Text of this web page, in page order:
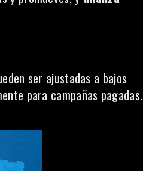
ser ajustadas a bajos
para campañas pagadas.